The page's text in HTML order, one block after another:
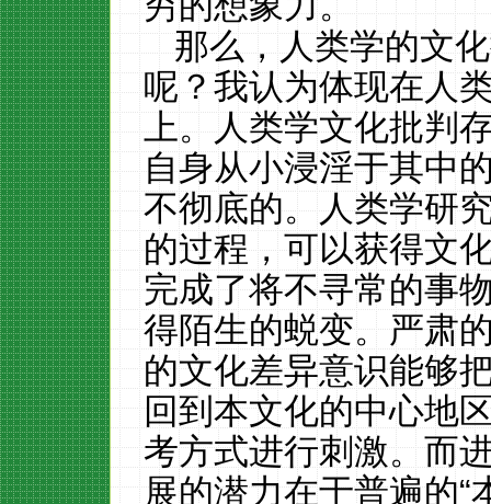
那么，人类学的文
呢？我认为体现在人
上。人类学文化批判
自身从小浸淫于其中
不彻底的。人类学研
的过程，可以获得文
完成了将不寻常的事
得陌生的蜕变。严肃
的文化差异意识能够
回到本文化的中心地
考方式进行刺激。而
展的潜力在于普遍的“